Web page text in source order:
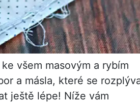
všem masovým a rybím
a másla, které se
ještě lépe! Níže vám